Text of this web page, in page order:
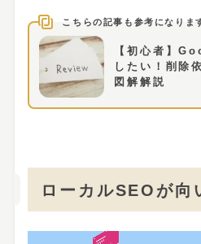
【初心者】
したい！削除
図解解説
ローカルSEOが向